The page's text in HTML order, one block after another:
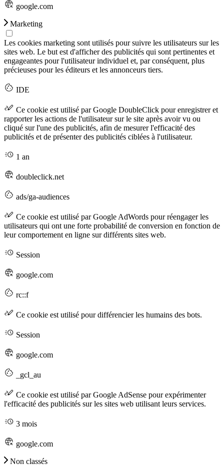
google.com
Marketing
Les cookies marketing sont utilisés pour suivre les utilisateurs sur les
sites web. Le but est d'afficher des publicités qui sont pertinentes et
engageantes pour l'utilisateur individuel et, par conséquent, plus
précieuses pour les éditeurs et les annonceurs tiers.
IDE
Ce cookie est utilisé par Google DoubleClick pour enregistrer et
rapporter les actions de l'utilisateur sur le site après avoir vu ou
cliqué sur l'une des publicités, afin de mesurer l'efficacité des
publicités et de présenter des publicités ciblées à l'utilisateur.
1 an
doubleclick.net
ads/ga-audiences
Ce cookie est utilisé par Google AdWords pour réengager les
utilisateurs qui ont une forte probabilité de conversion en fonction de
leur comportement en ligne sur différents sites web.
Session
google.com
rc::f
Ce cookie est utilisé pour différencier les humains des bots.
Session
google.com
_gcl_au
Ce cookie est utilisé par Google AdSense pour expérimenter
l'efficacité des publicités sur les sites web utilisant leurs services.
3 mois
google.com
Non classés